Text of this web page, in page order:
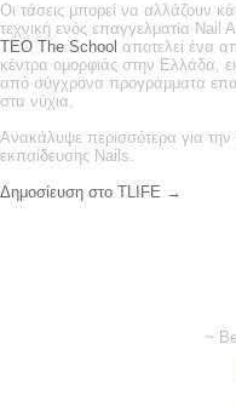
Οι τάσεις μπορεί να αλλάζουν
τεχνική ενός επαγγελματία
TEO The School αποτελεί ένα
κέντρα ομορφιάς στην Ελλάδα,
από σύγχρονα προγράμματα
στα νύχια.
Ανακάλυψε περισσότερα για την
εκπαίδευσης Nails.
Δημοσίευση στο TLIFE →
~